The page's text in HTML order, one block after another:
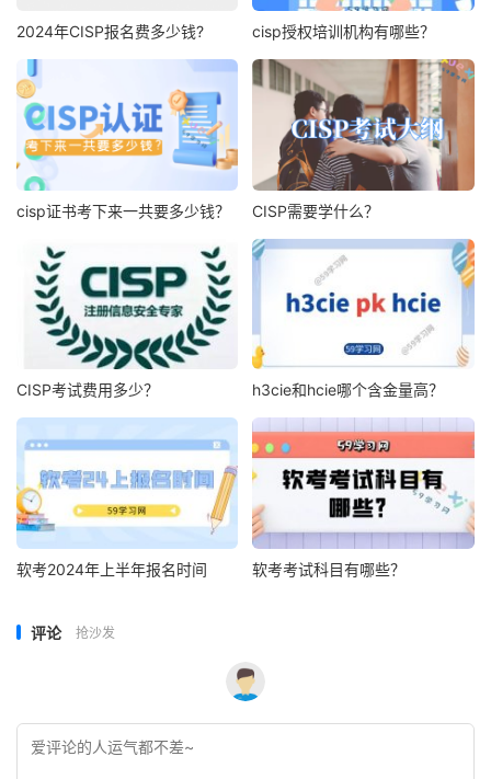
2024年CISP报名费多少钱? cisp授权培训机构有哪些？
cisp证书考下来一共要多少钱？ CISP需要学什么？
CISP考试费用多少？ h3cie和hcie哪个含金量高？
软考2024年上半年报名时间 软考考试科目有哪些？
评论 抢沙发